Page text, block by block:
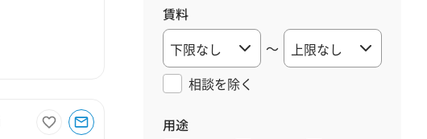
賃料
～
相談を除く
用途